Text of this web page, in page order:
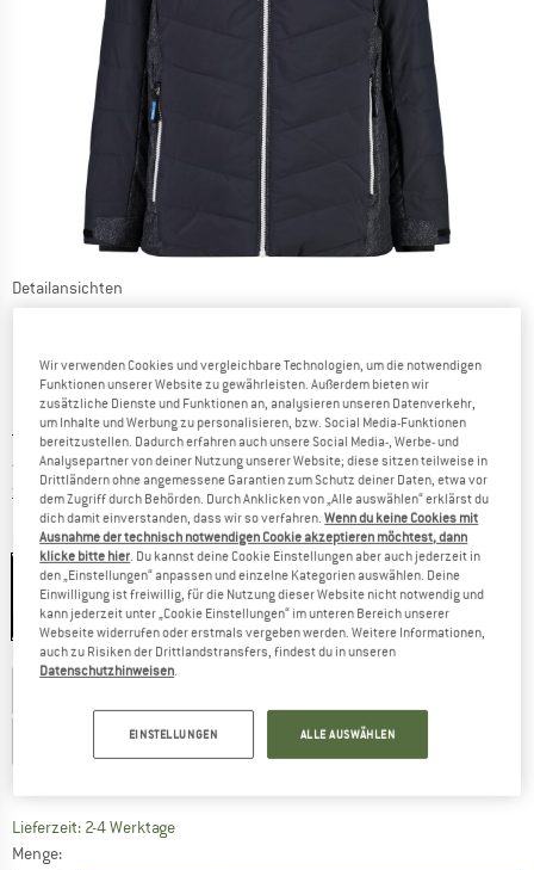
Detailansichten
Ursprünglicher Preis :
119,95€
Preis:
41,98€ inkl. MwSt.
zzgl. VersandkostenInformationen zu den Versandkosten. Öffnet sich in
Farbe:ANTRACITE
65%
Größe wählen:
EU152 EU176
Lieferzeit: 2-4 WerktageDer Link öffnet sich in einer Infobox und
Menge:
Wir verwenden Cookies und vergleichbare Technologien, um die notwendigen
Funktionen unserer Website zu gewährleisten. Außerdem bieten wir
zusätzliche Dienste und Funktionen an, analysieren unseren Datenverkehr,
um Inhalte und Werbung zu personalisieren, bzw. Social Media-Funktionen
bereitzustellen. Dadurch erfahren auch unsere Social Media-, Werbe- und
Analysepartner von deiner Nutzung unserer Website; diese sitzen teilweise in
Drittländern ohne angemessene Garantien zum Schutz deiner Daten, etwa vor
dem Zugriff durch Behörden. Durch Anklicken von „Alle auswählen“ erklärst du
dich damit einverstanden, dass wir so verfahren.Wenn du keine Cookies mit
Ausnahme der technisch notwendigen Cookie akzeptieren möchtest, dann
klicke bitte hier. Du kannst deine Cookie Einstellungen aber auch jederzeit in
den „Einstellungen“ anpassen und einzelne Kategorien auswählen. Deine
Einwilligung ist freiwillig, für die Nutzung dieser Website nicht notwendig und
kann jederzeit unter „Cookie Einstellungen“ im unteren Bereich unserer
Webseite widerrufen oder erstmals vergeben werden. Weitere Informationen,
auch zu Risiken der Drittlandstransfers, findest du in unseren
Datenschutzhinweisen.
EINSTELLUNGEN ALLE AUSWÄHLEN